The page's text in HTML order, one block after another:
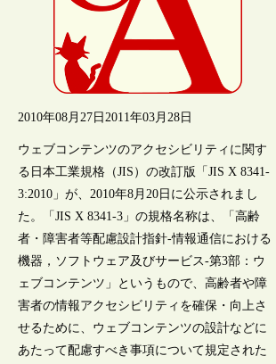
2010年08月27日 2011年03月28日
ウェブコンテンツのアクセシビリティに関す
る日本工業規格（JIS）の改訂版「JIS X 8341-
3:2010」が、2010年8月20日に公示されまし
た。「JIS X 8341-3」の規格名称は、「高齢
者・障害者等配慮設計指針-情報通信における
機器，ソフトウェア及びサービス-第3部：ウ
ェブコンテンツ」というもので、高齢者や障
害者の情報アクセシビリティを確保・向上さ
せるために、ウェブコンテンツの設計などに
あたって配慮すべき事項について規定された